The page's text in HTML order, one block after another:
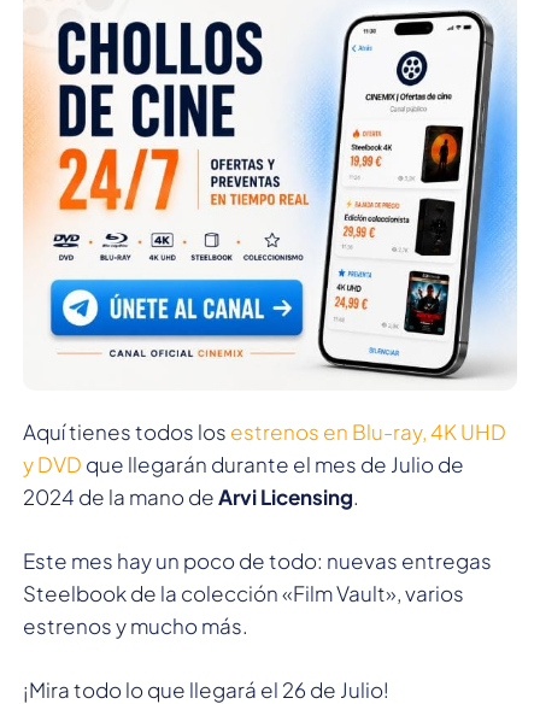
Aquí tienes todos los estrenos en Blu-ray, 4K UHD
y DVD que llegarán durante el mes de Julio de
2024 de la mano deArvi Licensing.
Este mes hay un poco de todo: nuevas entregas
Steelbook de la colección «Film Vault», varios
estrenos y mucho más.
¡Mira todo lo que llegará el 26 de Julio!